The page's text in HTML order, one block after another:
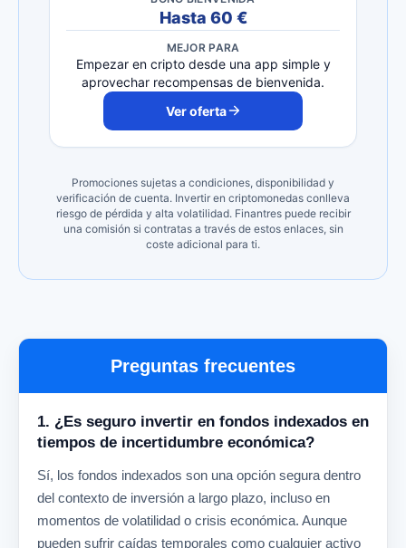
Hasta 60 €
MEJOR PARA
Empezar en cripto desde una app simple y
aprovechar recompensas de bienvenida.
Ver oferta
Promociones sujetas a condiciones, disponibilidad y
verificación de cuenta. Invertir en criptomonedas conlleva
riesgo de pérdida y alta volatilidad. Finantres puede recibir
una comisión si contratas a través de estos enlaces, sin
coste adicional para ti.
Preguntas frecuentes
1. ¿Es seguro invertir en fondos indexados en
tiempos de incertidumbre económica?
Sí, los fondos indexados son una opción segura dentro
del contexto de inversión a largo plazo, incluso en
momentos de volatilidad o crisis económica. Aunque
pueden sufrir caídas temporales como cualquier activo